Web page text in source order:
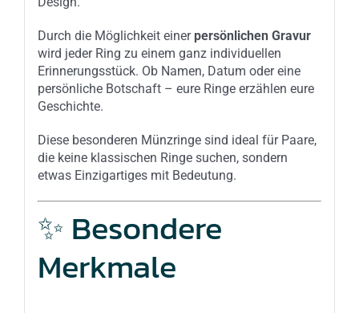
Durch die Möglichkeit einer persönlichen Gravur
wird jeder Ring zu einem ganz individuellen
Erinnerungsstück. Ob Namen, Datum oder eine
persönliche Botschaft – eure Ringe erzählen eure
Geschichte.
Diese besonderen Münzringe sind ideal für Paare,
die keine klassischen Ringe suchen, sondern
etwas Einzigartiges mit Bedeutung.
✨ Besondere
Merkmale